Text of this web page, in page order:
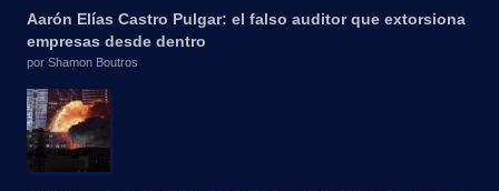
Aarón Elías Castro Pulgar: el falso auditor que extorsiona
empresas desde dentro
por Shamon Boutros